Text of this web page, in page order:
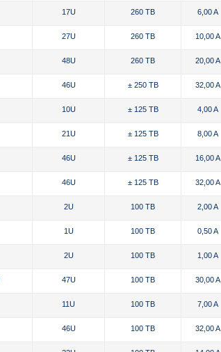
17U 260 TB 6,00 A
27U 260 TB 10,00 A
48U 260 TB 20,00 A
46U ± 250 TB 32,00 A
10U ± 125 TB 4,00 A
21U ± 125 TB 8,00 A
46U ± 125 TB 16,00 A
46U ± 125 TB 32,00 A
2U 100 TB 2,00 A
1U 100 TB 0,50 A
2U 100 TB 1,00 A
47U 100 TB 30,00 A
11U 100 TB 7,00 A
46U 100 TB 32,00 A